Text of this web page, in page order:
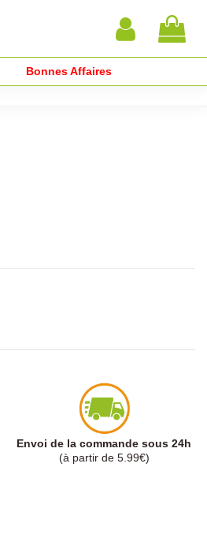
Bonnes Affaires
Envoi de la commande sous 24h
(à partir de 5.99€)